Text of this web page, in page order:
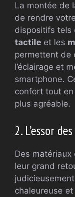
La montée de
de rendre
dispositifs tels
tactile et les
permettent de
l’éclairage et
smartphone.
confort tout en
plus agréable.
2. L’essor
Des matériaux
leur grand
chaleureuse et